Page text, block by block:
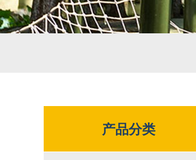
产品分类